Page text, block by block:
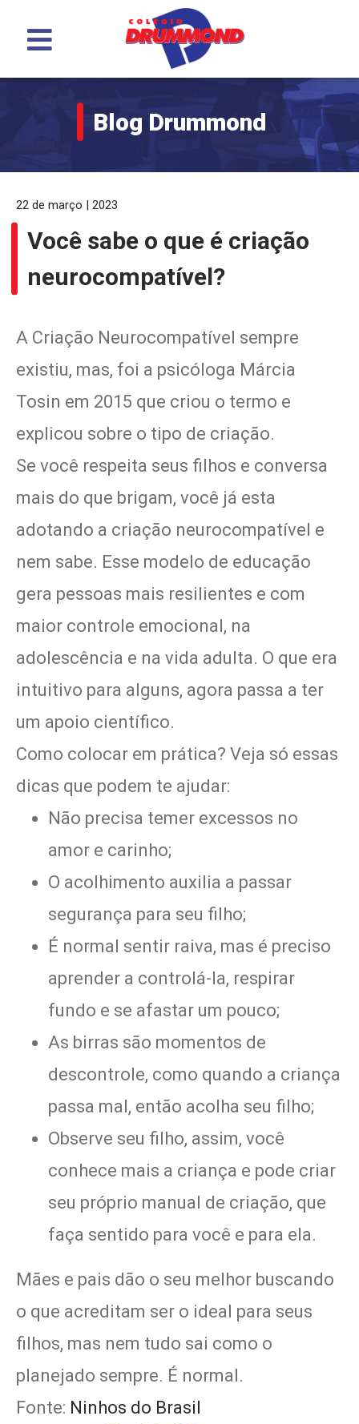
Menu
Blog Drummond
22 de março | 2023
Você sabe o que é criação
neurocompatível?
A Criação Neurocompatível sempre
existiu, mas, foi a psicóloga Márcia
Tosin em 2015 que criou o termo e
explicou sobre o tipo de criação.
Se você respeita seus filhos e conversa
mais do que brigam, você já esta
adotando a criação neurocompatível e
nem sabe. Esse modelo de educação
gera pessoas mais resilientes e com
maior controle emocional, na
adolescência e na vida adulta. O que era
intuitivo para alguns, agora passa a ter
um apoio científico.
Como colocar em prática? Veja só essas
dicas que podem te ajudar:
Não precisa temer excessos no
amor e carinho;
O acolhimento auxilia a passar
segurança para seu filho;
É normal sentir raiva, mas é preciso
aprender a controlá-la, respirar
fundo e se afastar um pouco;
As birras são momentos de
descontrole, como quando a criança
passa mal, então acolha seu filho;
Observe seu filho, assim, você
conhece mais a criança e pode criar
seu próprio manual de criação, que
faça sentido para você e para ela.
Mães e pais dão o seu melhor buscando
o que acreditam ser o ideal para seus
filhos, mas nem tudo sai como o
planejado sempre. É normal.
Fonte: Ninhos do Brasil